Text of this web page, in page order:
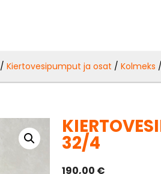
/Kiertovesipumput ja osat /Kolmeks
32/4
190,00 €